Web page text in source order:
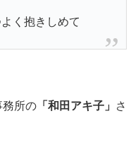
く抱きしめて
務所の 「和田アキ子」
さ